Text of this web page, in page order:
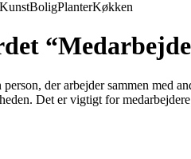
KunstBoligPlanterKøkken
person, der arbejder sammen
Det er vigtigt for